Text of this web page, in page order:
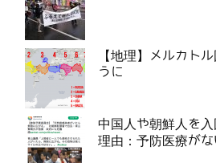
【地理】メルカト
うに
中国人や朝鮮人を
理由：予防医療が